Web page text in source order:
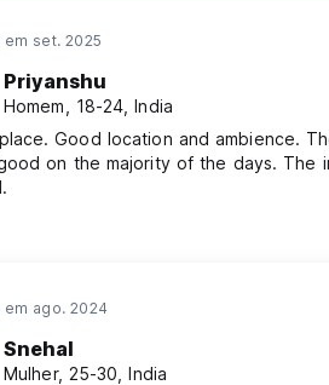
em set. 2025
Priyanshu
Homem, 18-24, India
Good location and ambience.
on the majority of the days. The
em ago. 2024
Snehal
Mulher, 25-30, India